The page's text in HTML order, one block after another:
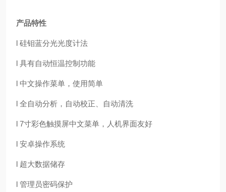
产品特性
l 硅钼蓝分光光度计法
l 具有自动恒温控制功能
l 中文操作菜单，使用简单
l 全自动分析，自动校正、自动清洗
l 7寸彩色触摸屏中文菜单，人机界面友好
l 安卓操作系统
l 超大数据储存
l 管理员密码保护